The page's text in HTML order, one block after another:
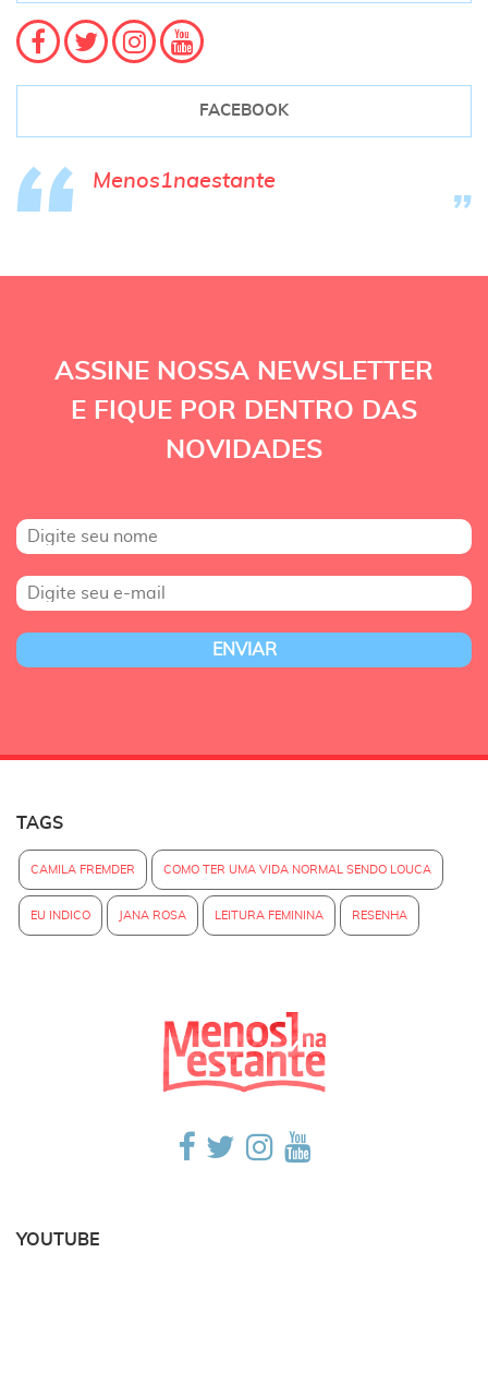
FACEBOOK
Menos1naestante
ASSINE NOSSA NEWSLETTER
E FIQUE POR DENTRO DAS
NOVIDADES
TAGS
CAMILA FREMDER COMO TER UMA VIDA NORMAL SENDO LOUCA
EU INDICO JANA ROSA LEITURA FEMININA RESENHA
YOUTUBE